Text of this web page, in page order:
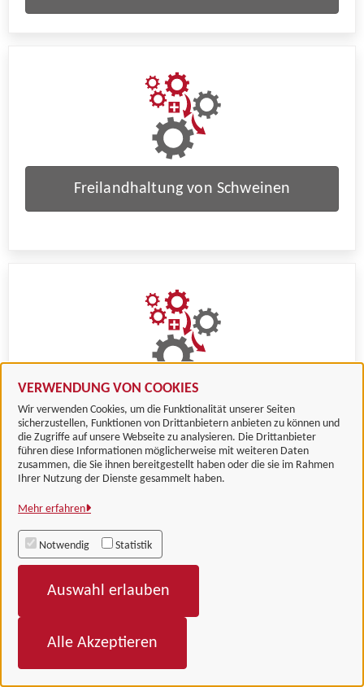
VERWENDUNG VON COOKIES
Wir verwenden Cookies, um die Funktionalität unserer Seiten
sicherzustellen, Funktionen von Drittanbietern anbieten zu können und
die Zugriffe auf unsere Webseite zu analysieren. Die Drittanbieter
führen diese Informationen möglicherweise mit weiteren Daten
zusammen, die Sie ihnen bereitgestellt haben oder die sie im Rahmen
Ihrer Nutzung der Dienste gesammelt haben.
Mehr erfahren
Notwendig Statistik
Auswahl erlauben
Alle Akzeptieren
Freilandhaltung von Schweinen
Führerschein - Ausstellung einer
Karteikartenabschrift
Führerschein: Ausstellung neu wegen
Namensänderung